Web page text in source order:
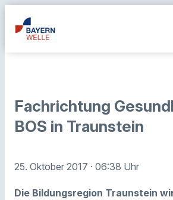
Fachrichtung
BOS in Traunstein
25. Oktober 2017 · 06:38 Uhr
Die Bildungsregion Traunstein